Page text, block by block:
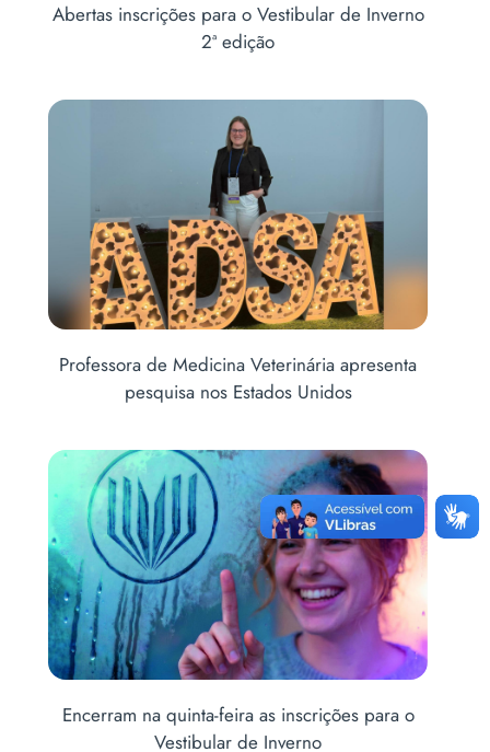
Abertas inscrições para o Vestibular de Inverno
2ª edição
Professora de Medicina Veterinária apresenta
pesquisa nos Estados Unidos
Encerram na quinta-feira as inscrições para o
Vestibular de Inverno